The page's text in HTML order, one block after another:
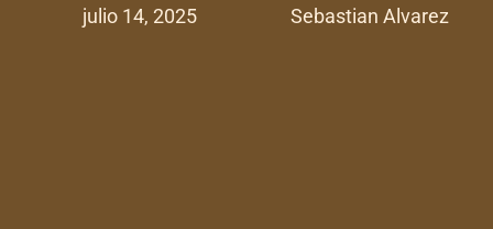
julio 14, 2025
Sebastian Alvarez